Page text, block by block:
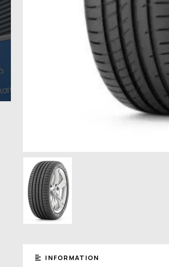
INFORMATION